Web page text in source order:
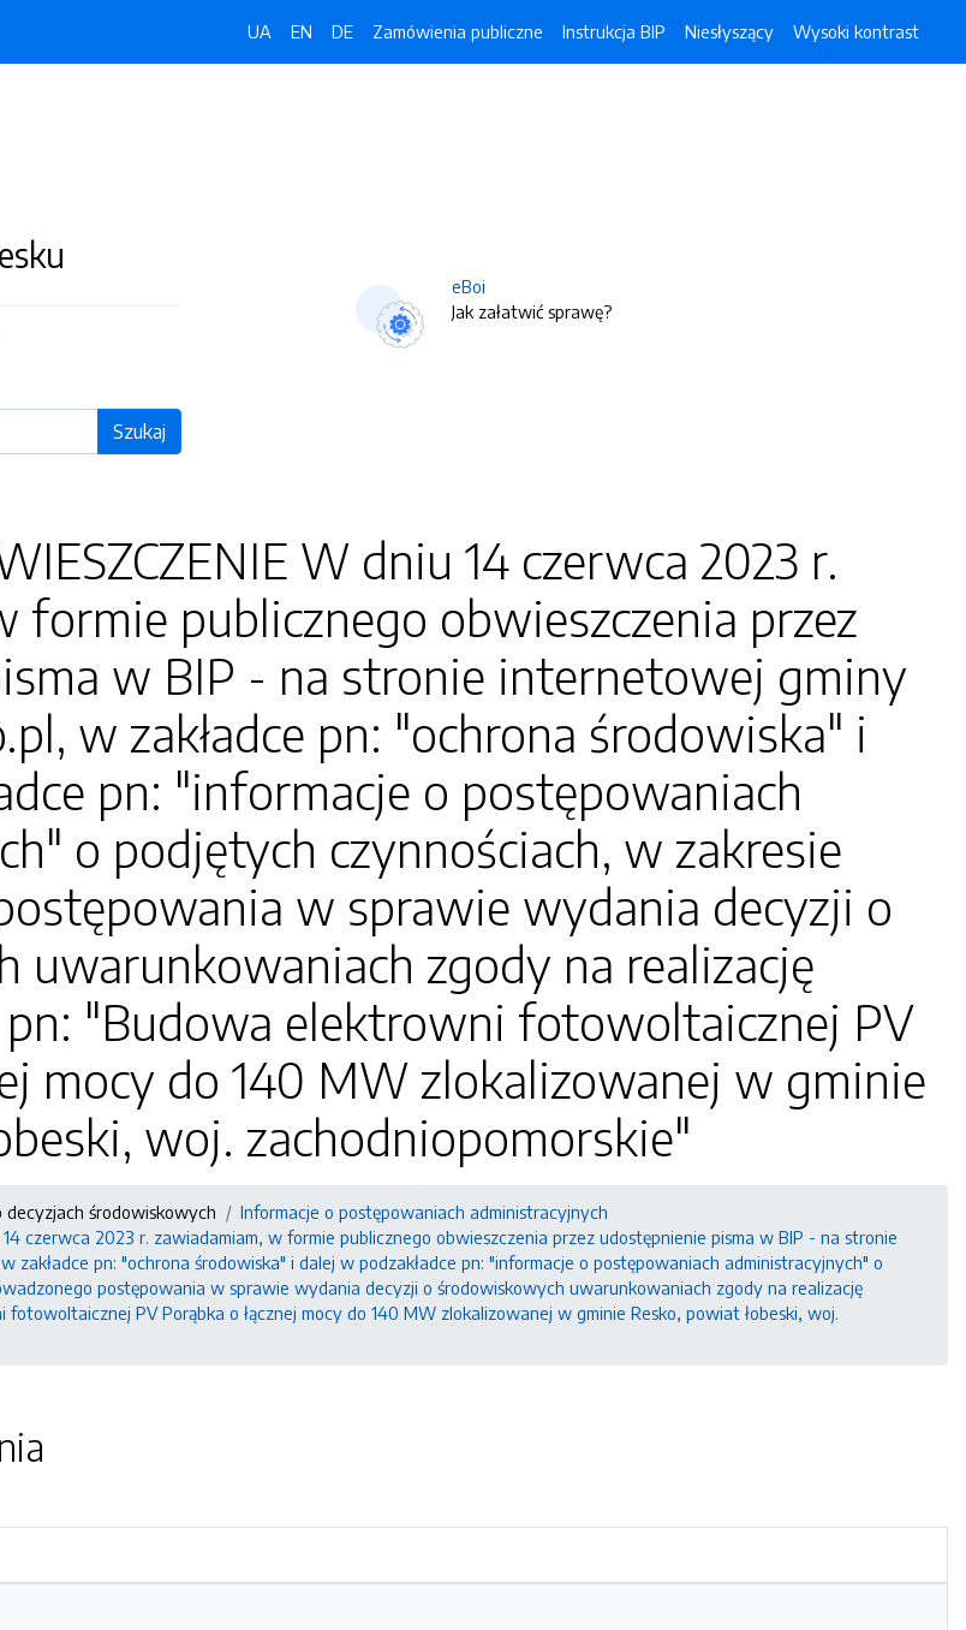
UA EN DE Zamówienia publiczne Instrukcja BIP Niesłyszący Wysoki kontrast
Szukaj
eBoi
Jak załatwić sprawę?
W dniu 14 czerwca 2023 r.
formie publicznego obwieszczenia przez
w BIP - na stronie internetowej gminy
w zakładce pn: "ochrona środowiska" i
pn: "informacje o postępowaniach
o podjętych czynnościach, w zakresie
w sprawie wydania decyzji o
uwarunkowaniach zgody na realizację
pn: "Budowa elektrowni fotowoltaicznej PV
mocy do 140 MW zlokalizowanej w gminie
woj. zachodniopomorskie"
środowiskowych
Informacje o postępowaniach administracyjnych
14 czerwca 2023 r. zawiadamiam, w formie publicznego obwieszczenia przez udostępnienie pisma w BIP - na stronie
zakładce pn: "ochrona środowiska" i dalej w podzakładce pn: "informacje o postępowaniach administracyjnych" o
postępowania w sprawie wydania decyzji o środowiskowych uwarunkowaniach zgody na realizację
PV Porąbka o łącznej mocy do 140 MW zlokalizowanej w gminie Resko, powiat łobeski, woj.